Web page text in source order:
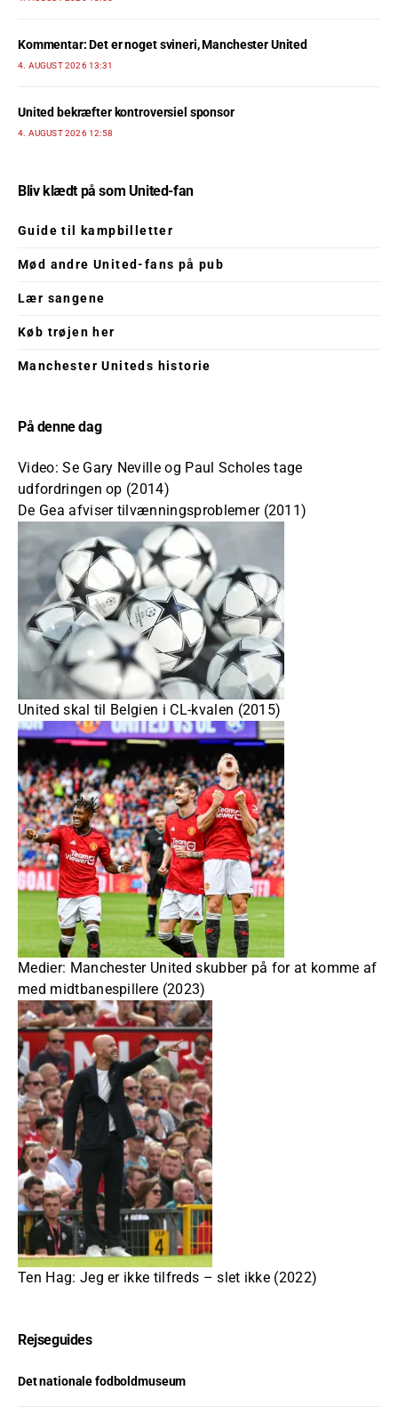
Kommentar: Det er noget svineri, Manchester United
4. AUGUST 2026 13:31
United bekræfter kontroversiel sponsor
4. AUGUST 2026 12:58
Bliv klædt på som United-fan
Guide til kampbilletter
Mød andre United-fans på pub
Lær sangene
Køb trøjen her
Manchester Uniteds historie
På denne dag
Video: Se Gary Neville og Paul Scholes tage
udfordringen op (2014)
De Gea afviser tilvænningsproblemer (2011)
United skal til Belgien i CL-kvalen (2015)
Medier: Manchester United skubber på for at komme af
med midtbanespillere (2023)
Ten Hag: Jeg er ikke tilfreds – slet ikke (2022)
Rejseguides
Det nationale fodboldmuseum